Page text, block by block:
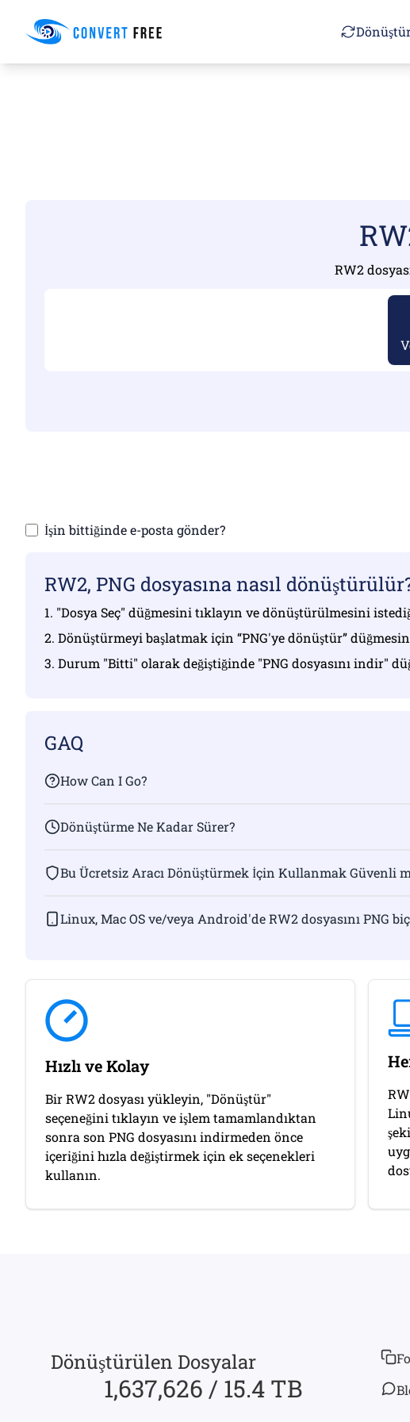
Convert Free
RW2
İşin bittiğinde e-posta gönder?
RW2, PNG dosyasına nasıl
1. "Dosya Seç" düğmesini tıklayın ve dönüştürülmesini
2. Dönüştürmeyi başlatmak için “PNG'ye dönüştür”
3. Durum "Bitti" olarak değiştiğinde "PNG dosyasını indir"
GAQ
How Can I Go?
Dönüştürme Ne Kadar Sürer?
Bu Ücretsiz Aracı Dönüştürmek İçin Kullanmak Güvenli
Linux, Mac OS ve/veya Android'de RW2 dosyasını PNG
Hızlı ve Kolay
Bir RW2 dosyası yükleyin, "Dönüştür"
seçeneğini tıklayın ve işlem tamamlandıktan
sonra son PNG dosyasını indirmeden önce
içeriğini hızla değiştirmek için ek seçenekleri
kullanın.
Dönüştürülen Dosyalar
1,637,626 / 15.4 TB